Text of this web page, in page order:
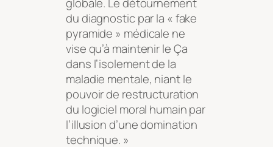
du diagnostic par la « fake
pyramide » médicale ne
vise qu’à maintenir le Ça
dans l’isolement de la
maladie mentale, niant le
pouvoir de restructuration
du logiciel moral humain par
l’illusion d’une domination
technique. »